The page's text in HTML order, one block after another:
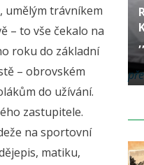
umělým trávníkem
– to vše čekalo na
roku do základní
– obrovském
do užívání.
zastupitele.
na sportovní
matiku,